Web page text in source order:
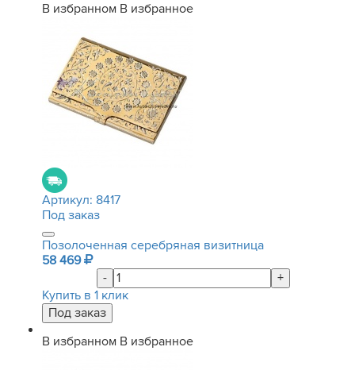
В избранном В избранное
Артикул: 8417
Под заказ
Позолоченная серебряная визитница
58 469
-
+
Купить в 1 клик
В избранном В избранное